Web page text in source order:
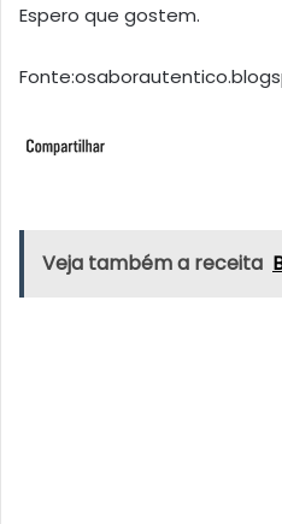
Espero que gostem.
Veja também a receita